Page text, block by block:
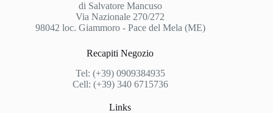
di Salvatore Mancuso
Via Nazionale 270/272
98042 loc. Giammoro - Pace del Mela (ME)
Recapiti Negozio
Tel: (+39) 0909384935
Cell: (+39) 340 6715736
Links